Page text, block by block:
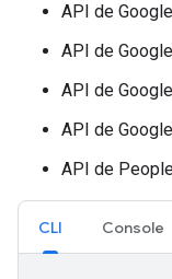
API de
API de
API de
API de
API de
CLI Console